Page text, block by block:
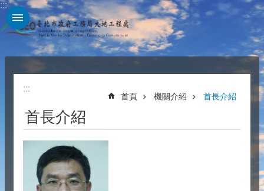
跳到主要內容區塊
:::
:::
首頁 機關介紹 首長介紹
首長介紹